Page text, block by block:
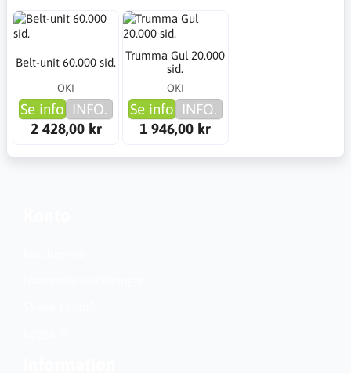
Belt-unit 60.000 sid.
OKI
Se info INFO.
2 428,00 kr
Trumma Gul 20.000
sid.
OKI
Se info INFO.
1 946,00 kr